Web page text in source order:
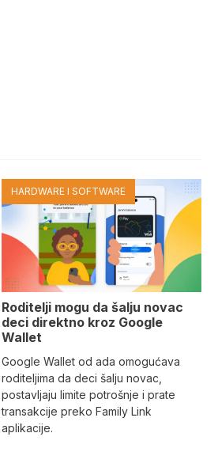
HARDWARE I SOFTWARE
Roditelji mogu da šalju novac
deci direktno kroz Google
Wallet
Google Wallet od ada omogućava
roditeljima da deci šalju novac,
postavljaju limite potrošnje i prate
transakcije preko Family Link
aplikacije.